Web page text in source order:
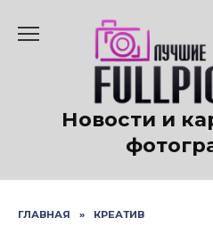
содержанию
Новости и
ГЛАВНАЯ » КРЕАТИВ